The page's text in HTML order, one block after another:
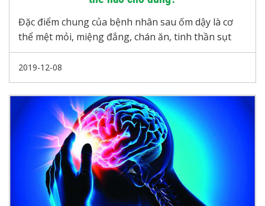
Đặc điểm chung của bệnh nhân sau ốm dậy là cơ
thể mệt mỏi, miệng đắng, chán ăn, tinh thần sụt
giảm và ngại tiếp xúc với những người xung quanh.
Lúc này, họ cần được bồi dưỡng, chăm sóc đúng
cách để nhanh phục
2019-12-08